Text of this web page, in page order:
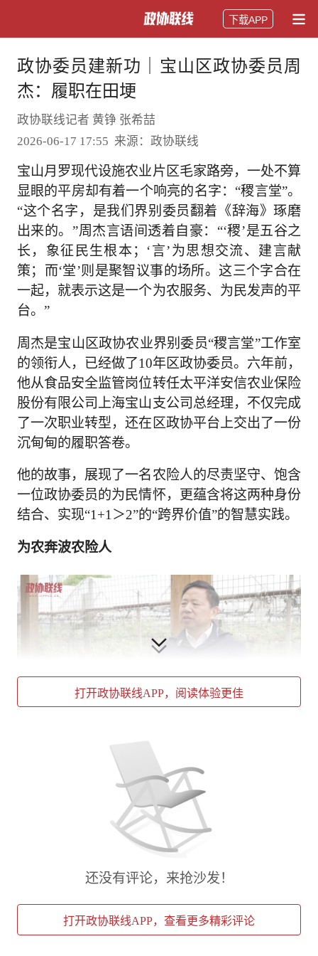
下载APP
政协委员建新功｜宝山区政协委员周
杰：履职在田埂
政协联线记者 黄铮 张希喆
2026-06-17 17:55 来源：政协联线
宝山月罗现代设施农业片区毛家路旁，一处不算
显眼的平房却有着一个响亮的名字：“稷言堂”。
“这个名字，是我们界别委员翻着《辞海》琢磨
出来的。”周杰言语间透着自豪：“‘稷’是五谷之
长，象征民生根本；‘言’为思想交流、建言献
策；而‘堂’则是聚智议事的场所。这三个字合在
一起，就表示这是一个为农服务、为民发声的平
台。”
周杰是宝山区政协农业界别委员“稷言堂”工作室
的领衔人，已经做了10年区政协委员。六年前，
他从食品安全监管岗位转任太平洋安信农业保险
股份有限公司上海宝山支公司总经理，不仅完成
了一次职业转型，还在区政协平台上交出了一份
沉甸甸的履职答卷。
他的故事，展现了一名农险人的尽责坚守、饱含
一位政协委员的为民情怀，更蕴含将这两种身份
结合、实现“1+1＞2”的“跨界价值”的智慧实践。
为农奔波农险人
视频拍摄：黄铮 剪辑：张希喆(01:20)
与普通的商业保险不同，农业保险是政策性保
险，本质上是运用保险理念运作的财政政策工
具，是落实国家扶持农业、稳产保供等政策目标
的一种手段。另一方面，农业保险虽然是惠农措
施、保费大部分由政府负担，却要坚持“自主自
愿”原则，农户的参保意愿也很关键。总有农户
气”，保费能省就省。
打开政协联线APP，阅读体验更佳
还没有评论，来抢沙发！
打开政协联线APP，查看更多精彩评论